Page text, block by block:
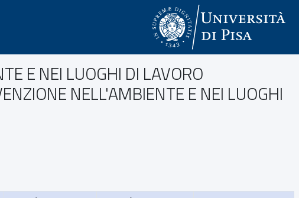
E NEI LUOGHI DI LAVORO
NELL'AMBIENTE E NEI LUOGHI